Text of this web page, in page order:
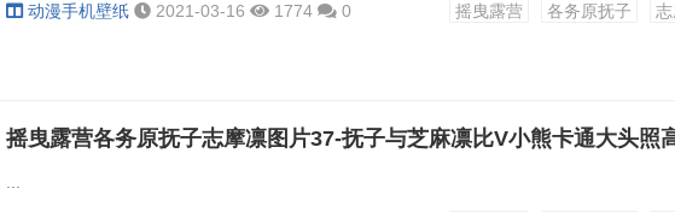
动漫手机壁纸 2021-03-16 1774 0 摇曳露营 各务原抚子